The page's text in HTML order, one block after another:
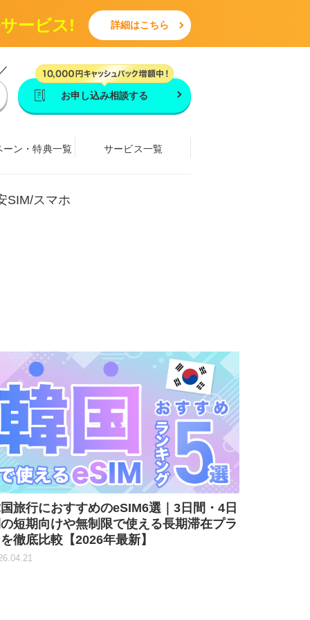
ービス! 詳細はこちら
お申し込み相談する
ーン・特典一覧 サービス一覧
SIM/スマホ
旅行におすすめのeSIM6選｜3日間・4日
の短期向けや無制限で使える長期滞在プラ
徹底比較【2026年最新】